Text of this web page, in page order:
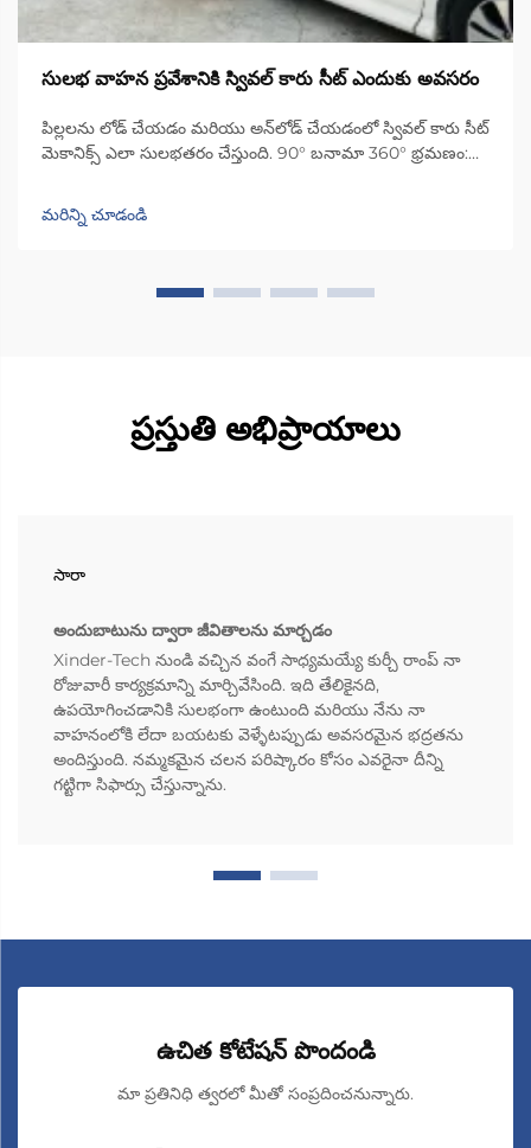
సులభ వాహన ప్రవేశానికి స్వివల్ కారు సీట్ ఎందుకు అవసరం
పిల్లలను లోడ్ చేయడం మరియు అన్‌లోడ్ చేయడంలో స్వివల్ కారు సీట్
మెకానిక్స్ ఎలా సులభతరం చేస్తుంది. 90° బనామా 360° భ్రమణం:
ఫంక్షనాలిటీని జత చేయడం. సరైన భ్రమణ పరిధిని ఎంచుకోవడం
ఉపయోగించడాన్ని మరియు భద్రతను అనుకూలీకరిస్తుంది: 90°
మరిన్ని చూడండి
ప్రస్తుతి అభిప్రాయాలు
సారా
అందుబాటును ద్వారా జీవితాలను మార్చడం
Xinder-Tech నుండి వచ్చిన వంగే సాధ్యమయ్యే కుర్చీ రాంప్ నా
రోజువారీ కార్యక్రమాన్ని మార్చివేసింది. ఇది తేలికైనది,
ఉపయోగించడానికి సులభంగా ఉంటుంది మరియు నేను నా
వాహనంలోకి లేదా బయటకు వెళ్ళేటప్పుడు అవసరమైన భద్రతను
అందిస్తుంది. నమ్మకమైన చలన పరిష్కారం కోసం ఎవరైనా దీన్ని
గట్టిగా సిఫార్సు చేస్తున్నాను.
ఉచిత కోటేషన్ పొందండి
మా ప్రతినిధి త్వరలో మీతో సంప్రదించనున్నారు.